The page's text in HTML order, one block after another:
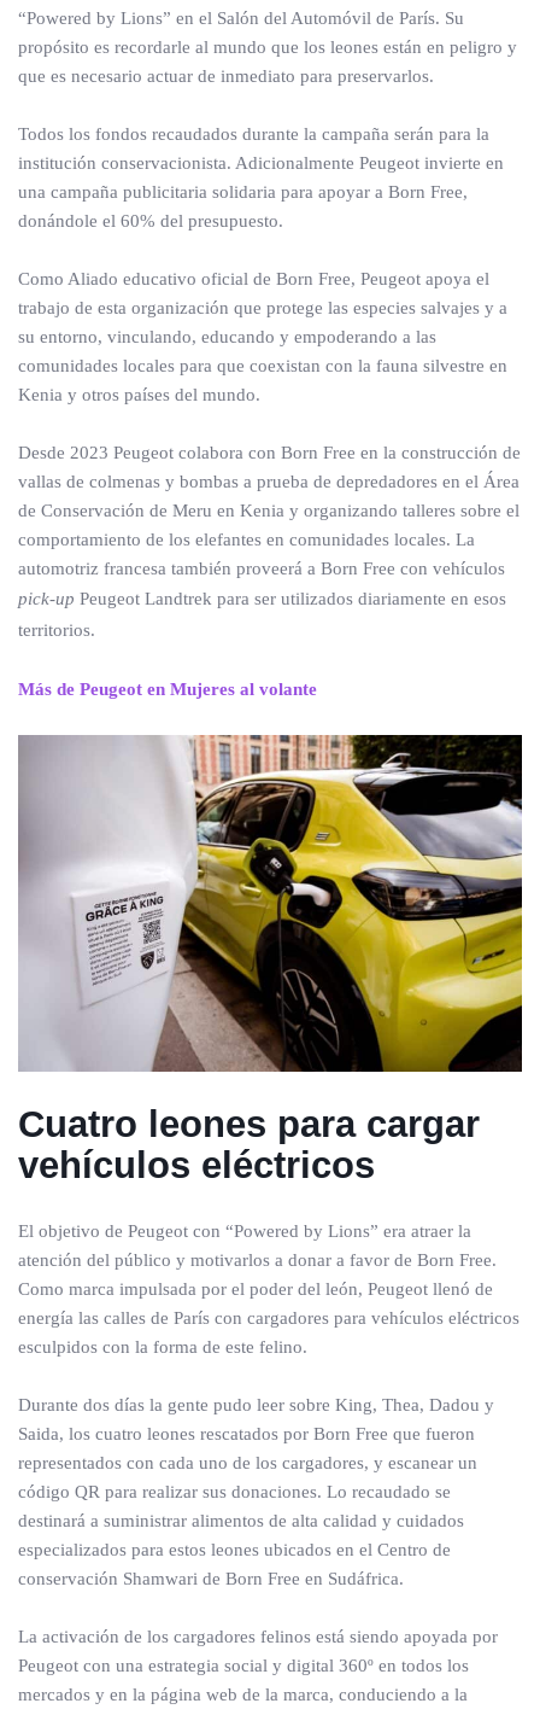
“Powered by Lions” en el Salón del Automóvil de París. Su
propósito es recordarle al mundo que los leones están en peligro y
que es necesario actuar de inmediato para preservarlos.
Todos los fondos recaudados durante la campaña serán para la
institución conservacionista. Adicionalmente Peugeot invierte en
una campaña publicitaria solidaria para apoyar a Born Free,
donándole el 60% del presupuesto.
Como Aliado educativo oficial de Born Free, Peugeot apoya el
trabajo de esta organización que protege las especies salvajes y a
su entorno, vinculando, educando y empoderando a las
comunidades locales para que coexistan con la fauna silvestre en
Kenia y otros países del mundo.
Desde 2023 Peugeot colabora con Born Free en la construcción de
vallas de colmenas y bombas a prueba de depredadores en el Área
de Conservación de Meru en Kenia y organizando talleres sobre el
comportamiento de los elefantes en comunidades locales. La
automotriz francesa también proveerá a Born Free con vehículos
pick-up Peugeot Landtrek para ser utilizados diariamente en esos
territorios.
Más de Peugeot en Mujeres al volante
Cuatro leones para cargar
vehículos eléctricos
El objetivo de Peugeot con “Powered by Lions” era atraer la
atención del público y motivarlos a donar a favor de Born Free.
Como marca impulsada por el poder del león, Peugeot llenó de
energía las calles de París con cargadores para vehículos eléctricos
esculpidos con la forma de este felino.
Durante dos días la gente pudo leer sobre King, Thea, Dadou y
Saida, los cuatro leones rescatados por Born Free que fueron
representados con cada uno de los cargadores, y escanear un
código QR para realizar sus donaciones. Lo recaudado se
destinará a suministrar alimentos de alta calidad y cuidados
especializados para estos leones ubicados en el Centro de
conservación Shamwari de Born Free en Sudáfrica.
La activación de los cargadores felinos está siendo apoyada por
Peugeot con una estrategia social y digital 360º en todos los
mercados y en la página web de la marca, conduciendo a la